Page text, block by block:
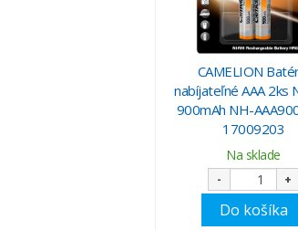
CAMELION
nabíjateľné AAA 2ks
900mAh NH-
17009203
Na sklade
- +
Do košíka